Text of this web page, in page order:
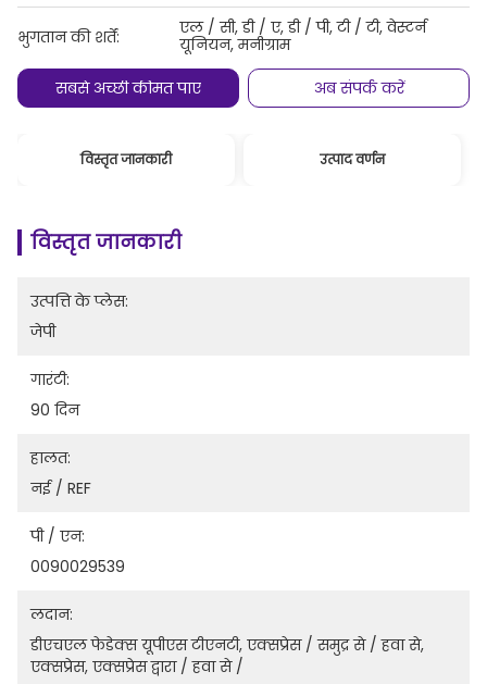
भुगतान की शर्तें:
एल / सी, डी / ए, डी / पी, टी / टी, वेस्टर्न
यूनियन, मनीग्राम
सबसे अच्छी कीमत पाएं
अब संपर्क करें
विस्तृत जानकारी उत्पाद वर्णन
विस्तृत जानकारी
उत्पत्ति के प्लेस:
जेपी
गारंटी:
90 दिन
हालत:
नई / REF
पी / एन:
0090029539
लदान:
डीएचएल फेडेक्स यूपीएस टीएनटी, एक्सप्रेस / समुद्र से / हवा से,
एक्सप्रेस, एक्सप्रेस द्वारा / हवा से /